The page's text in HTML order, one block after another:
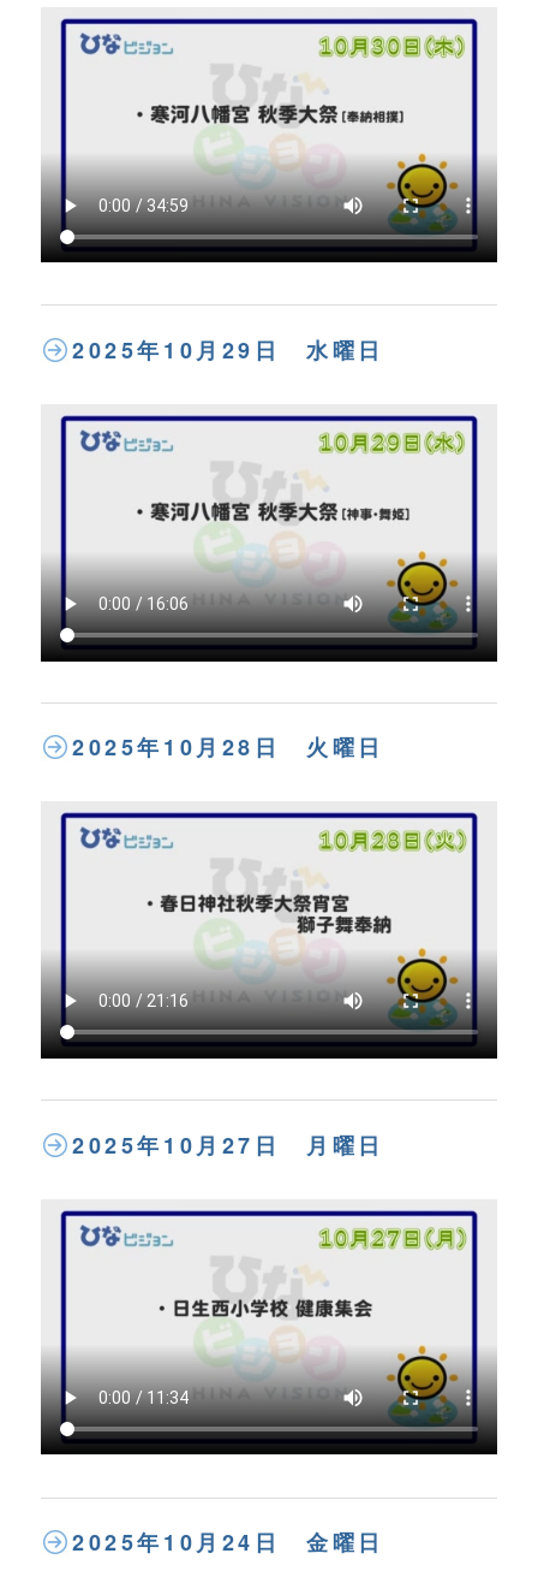
2025年10月29日 水曜日
2025年10月28日 火曜日
2025年10月27日 月曜日
2025年10月24日 金曜日